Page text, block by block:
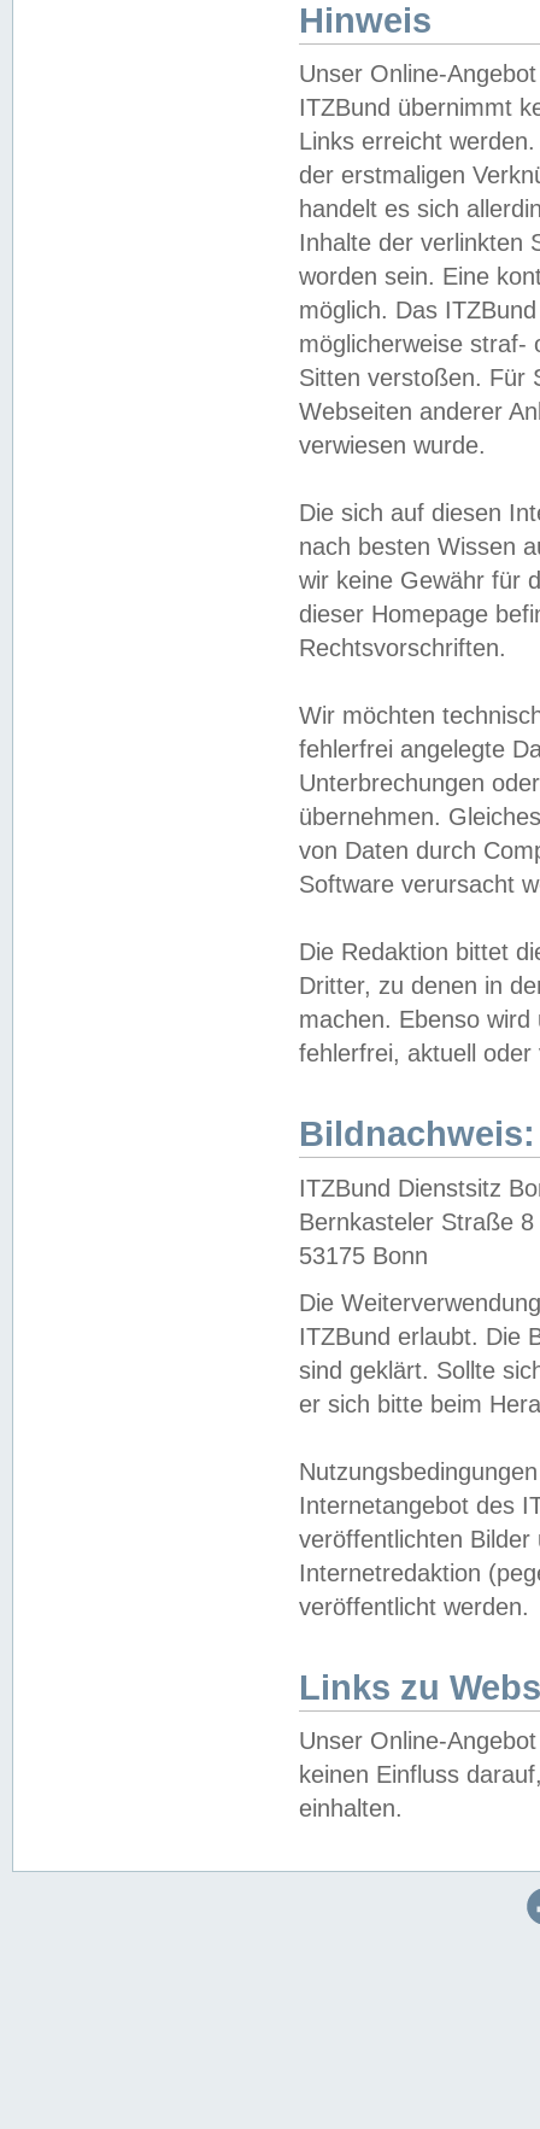
Hinweis
Unser Online-
ITZBund übernimmt
Links erreicht
der erstmaligen
handelt es sich
Inhalte der verlinkten
worden sein. Eine
möglich. Das
möglicherweise straf-
Sitten verstoßen. Für
Webseiten anderer
verwiesen wurde.
Die sich auf diesen
nach besten Wissen
wir keine Gewähr für
dieser Homepage
Rechtsvorschriften.
Wir möchten
fehlerfrei angelegte
Unterbrechungen
übernehmen.
von Daten durch
Software verursacht
Die Redaktion bittet
Dritter, zu denen in
machen. Ebenso
fehlerfrei, aktuell oder
Bildnachweis:
ITZBund Dienstsitz
Bernkasteler Straße 8
53175 Bonn
Die
ITZBund erlaubt. Die
sind geklärt. Sollte
er sich bitte beim
Internetangebot des
veröffentlichten
Internetredaktion
veröffentlicht werden.
Links zu
Unser Online-
keinen Einfluss
einhalten.